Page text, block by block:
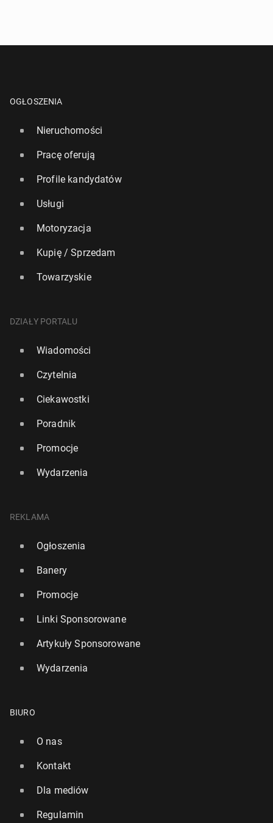
OGŁOSZENIA
Nieruchomości
Pracę oferują
Profile kandydatów
Usługi
Motoryzacja
Kupię / Sprzedam
Towarzyskie
DZIAŁY PORTALU
Wiadomości
Czytelnia
Ciekawostki
Poradnik
Promocje
Wydarzenia
REKLAMA
Ogłoszenia
Banery
Promocje
Linki Sponsorowane
Artykuły Sponsorowane
Wydarzenia
BIURO
O nas
Kontakt
Dla mediów
Regulamin